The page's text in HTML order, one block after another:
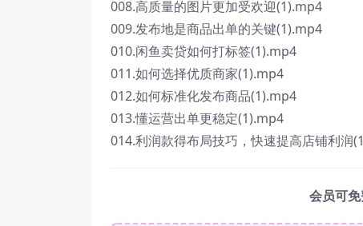
008.高质量的图片更加受欢迎(1).mp4
009.发布地是商品出单的关键(1).mp4
010.闲鱼卖贷如何打标签(1).mp4
011.如何选择优质商家(1).mp4
012.如何标准化发布商品(1).mp4
013.懂运营出单更稳定(1).mp4
014.利润款得布局技巧，快速提高店铺利润
会员可免